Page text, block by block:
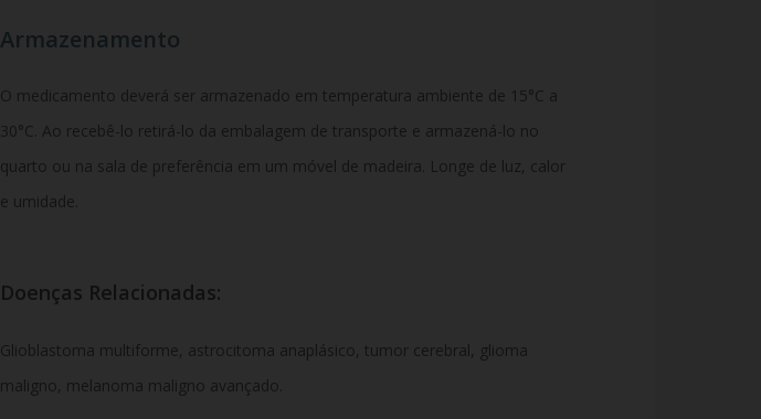
Armazenamento
O medicamento deverá ser armazenado em temperatura ambiente de 15°C a
30°C. Ao recebê-lo retirá-lo da embalagem de transporte e armazená-lo no
quarto ou na sala de preferência em um móvel de madeira. Longe de luz, calor
e umidade.
Doenças Relacionadas:
Glioblastoma multiforme, astrocitoma anaplásico, tumor cerebral, glioma
maligno, melanoma maligno avançado.